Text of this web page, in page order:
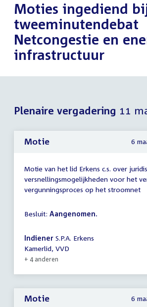
Moties ingediend
tweeminutendebat
Netcongestie en
infrastructuur
Plenaire vergadering 11
Motie 6
Motie van het lid Erkens c.s. over
versnellingsmogelijkheden voor het
vergunningsproces op het stroomnet
Besluit: Aangenomen.
Indiener S.P.A. Erkens
Kamerlid, VVD
+ 4 anderen
Motie 6